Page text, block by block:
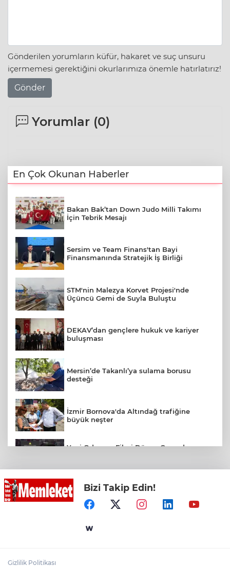
Gönderilen yorumların küfür, hakaret ve suç unsuru
içermemesi gerektiğini okurlarımıza önemle hatırlatırız!
Gönder
Yorumlar (0)
En Çok Okunan Haberler
Bakan Bak’tan Down Judo Milli Takımı
İçin Tebrik Mesajı
Sersim ve Team Finans'tan Bayi
Finansmanında Stratejik İş Birliği
STM'nin Malezya Korvet Projesi'nde
Üçüncü Gemi de Suyla Buluştu
DEKAV’dan gençlere hukuk ve kariyer
buluşması
Mersin’de Takanlı’ya sulama borusu
desteği
İzmir Bornova'da Altındağ trafiğine
büyük neşter
Yeni Odyssey Filmi Dünya Çapında
Trabzon, UNESCO Gastronomi Şehri Olma
Yolunda
Bizi Takip Edin!
Gizlilik Politikası